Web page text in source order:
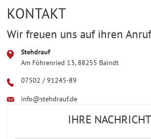
KONTAKT
Wir freuen uns auf ihren
Stehdrauf
Am Föhrenried 13, 88255 Baindt
07502 / 91245-89
info@stehdrauf.de
IHRE NACHRICHT